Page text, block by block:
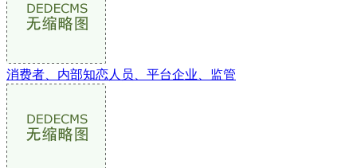
消费者、内部知恋人员、平台企业、监管